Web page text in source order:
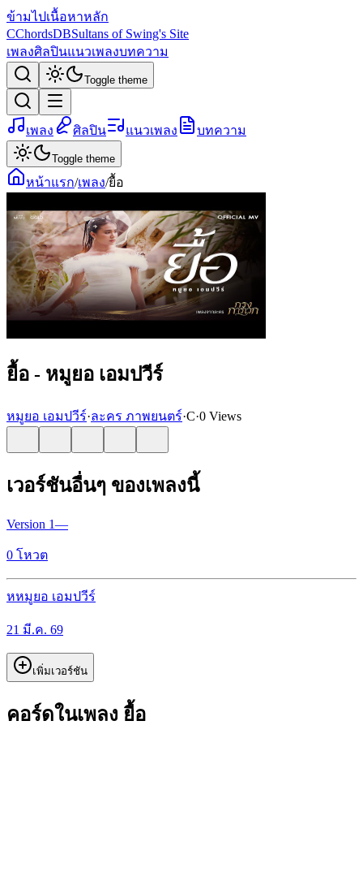
ข้ามไปเนื้อหาหลัก
CChordsDBSultans of Swing's Site
เพลงศิลปินแนวเพลงบทความ
Toggle theme
เพลง ศิลปิน แนวเพลง บทความ
Toggle theme
หน้าแรก/เพลง/ยื้อ
ยื้อ - หมูยอ เอมปวีร์
หมูยอ เอมปวีร์·ละคร ภาพยนตร์·C·0 Views
เวอร์ชันอื่นๆ ของเพลงนี้
Version 1—
0 โหวต
หหมูยอ เอมปวีร์
21 มี.ค. 69
เพิ่มเวอร์ชัน
คอร์ดในเพลง ยื้อ